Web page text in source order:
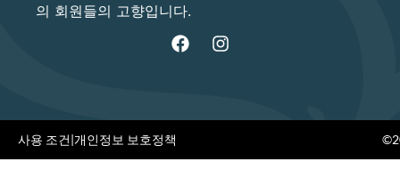
의 회원들의 고향입니다.
사용 조건|개인정보 보호정책